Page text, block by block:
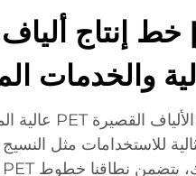
والخدمات
للاستخدامات مثل